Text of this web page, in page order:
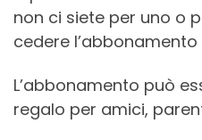
non ci siete per uno o
cedere
L’abbonamento può
regalo per amici,